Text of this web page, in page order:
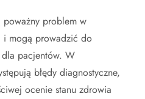
poważny problem w
i mogą prowadzić do
pacjentów. W
błędy diagnostyczne,
ocenie stanu zdrowia